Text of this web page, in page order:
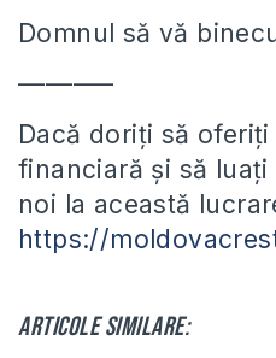
Domnul să vă
–––––––
Dacă doriți să
financiară și să
noi la această
https://
Articole similare: